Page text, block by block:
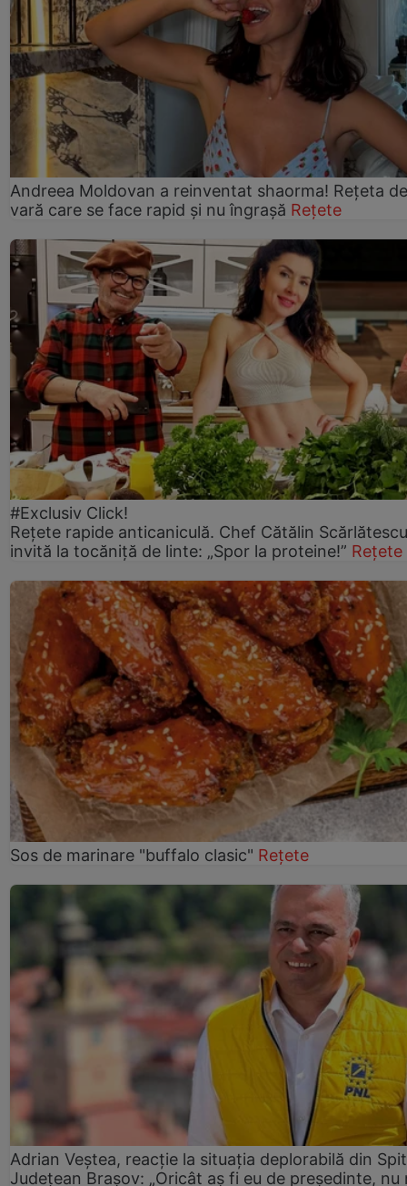
Andreea Moldovan a reinventat shaorma! Rețeta de
vară care se face rapid și nu îngrașă Rețete
#Exclusiv Click!
Rețete rapide anticaniculă. Chef Cătălin
invită la tocăniță de linte: „Spor la proteine!” Rețete
Sos de marinare "buffalo clasic" Rețete
Adrian Veștea, reacție la situația deplorabilă din
Județean Brașov: „Oricât aș fi eu de președinte, nu